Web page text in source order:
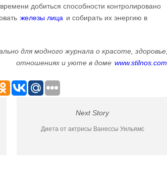
добиться способности контролировано
железы лица и собирать их энергию в
для модного журнала о красоте, здоровье,
отношениях и уюте в доме www.stilnos.com
Next Story
Диета от актрисы Ванессы Уильямс